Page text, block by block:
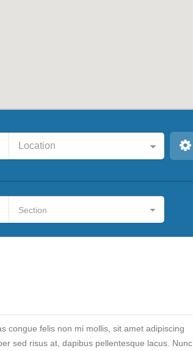
Location
Section
congue felis non mi mollis, sit amet adipiscing
sed risus at, dapibus pellentesque lacus. Nunc